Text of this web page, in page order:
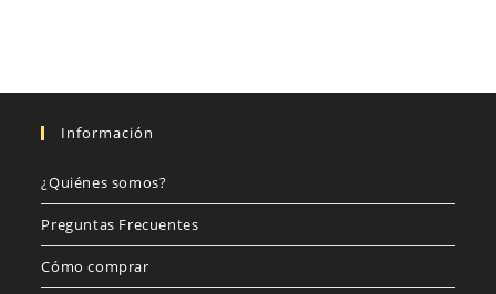
Información
¿Quiénes somos?
Preguntas Frecuentes
Cómo comprar